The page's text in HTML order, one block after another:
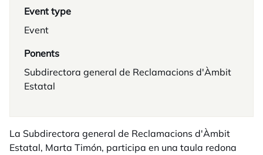
Event type
Event
Ponents
Subdirectora general de Reclamacions d'Àmbit
Estatal
La Subdirectora general de Reclamacions d'Àmbit
Estatal, Marta Timón, participa en una taula redona